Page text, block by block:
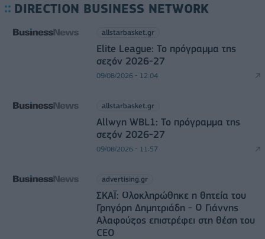
DIRECTION BUSINESS NETWORK
allstarbasket.gr
Elite League: Το πρόγραμμα της
σεζόν 2026-27
09/08/2026 - 12:04
allstarbasket.gr
Allwyn WBL1: Το πρόγραμμα της
σεζόν 2026-27
09/08/2026 - 11:57
advertising.gr
ΣΚΑΪ: Ολοκληρώθηκε η θητεία του
Γρηγόρη Δημητριάδη - Ο Γιάννης
Αλαφούζος επιστρέφει στη θέση του
CEO